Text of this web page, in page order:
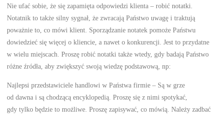
Nie ufać sobie, że się zapamięta odpowiedzi klienta – robić notatki.
Notatnik to także silny sygnał, że zwracają Państwo uwagę i traktują
poważnie to, co mówi klient. Sporządzanie notatek pomoże Państwu
dowiedzieć się więcej o kliencie, a nawet o konkurencji. Jest to przydatne
w wielu miejscach. Proszę robić notatki także wtedy, gdy badają Państwo
różne źródła, aby zwiększyć swoją wiedzę podstawową, np:
Najlepsi przedstawiciele handlowi w Państwa firmie – Są w grze
od dawna i są chodzącą encyklopedią. Proszę się z nimi spotykać,
gdy tylko będzie to możliwe. Proszę zapisywać, co mówią. Należy zadbać